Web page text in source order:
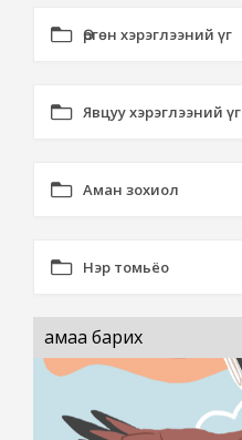
Өргөн хэрэглээний үг
Явцуу хэрэглээний үг
Аман зохиол
Нэр томьёо
амаа барих